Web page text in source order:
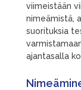
viimeistään
nimeämistä,
suorituksia
ajantasalla